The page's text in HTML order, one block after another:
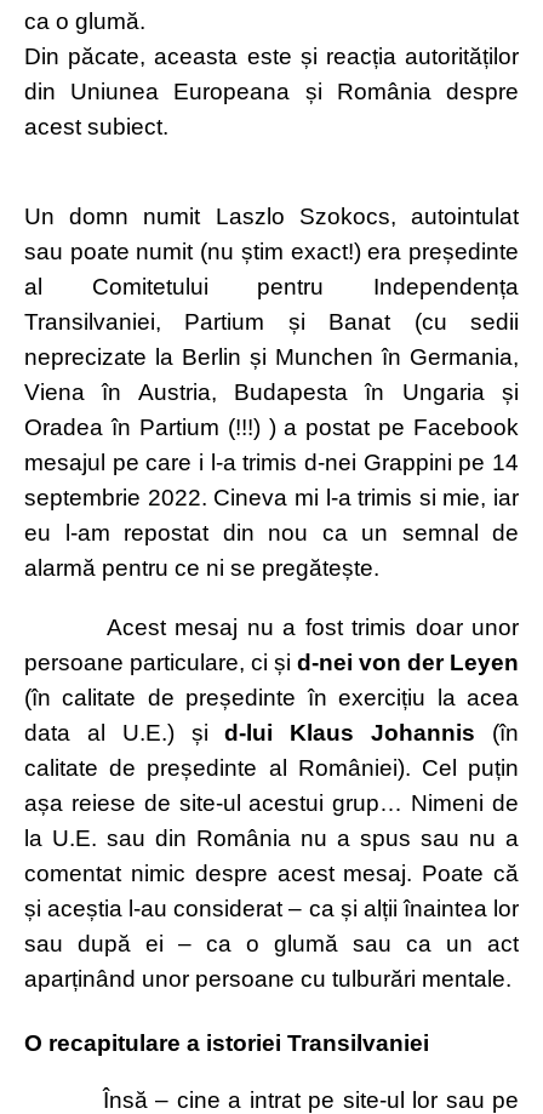
ca o glumă.
Din păcate, aceasta este și reacția autorităților
din Uniunea Europeana și România despre
acest subiect.
Un domn numit Laszlo Szokocs, autointulat
sau poate numit (nu știm exact!) era președinte
al Comitetului pentru Independența
Transilvaniei, Partium și Banat (cu sedii
neprecizate la Berlin și Munchen în Germania,
Viena în Austria, Budapesta în Ungaria și
Oradea în Partium (!!!) ) a postat pe Facebook
mesajul pe care i l-a trimis d-nei Grappini pe 14
septembrie 2022. Cineva mi l-a trimis si mie, iar
eu l-am repostat din nou ca un semnal de
alarmă pentru ce ni se pregătește.
Acest mesaj nu a fost trimis doar unor
persoane particulare, ci și d-nei von der Leyen
(în calitate de președinte în exercițiu la acea
data al U.E.) șid-lui Klaus Johannis (în
calitate de președinte al României). Cel puțin
așa reiese de site-ul acestui grup… Nimeni de
la U.E. sau din România nu a spus sau nu a
comentat nimic despre acest mesaj. Poate că
și aceștia l-au considerat – ca și alții înaintea lor
sau după ei – ca o glumă sau ca un act
aparținând unor persoane cu tulburări mentale.
O recapitulare a istoriei Transilvaniei
Însă – cine a intrat pe site-ul lor sau pe